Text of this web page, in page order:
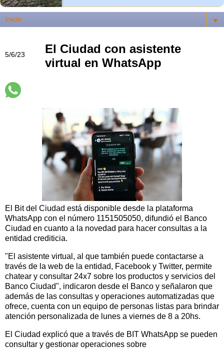
▼
5/6/23
El Ciudad con asistente
virtual en WhatsApp
El Bit del Ciudad está disponible desde la plataforma
WhatsApp con el número 1151505050, difundió el Banco
Ciudad en cuanto a la novedad para hacer consultas a la
entidad crediticia.
"El asistente virtual, al que también puede contactarse a
través de la web de la entidad, Facebook y Twitter, permite
chatear y consultar 24x7 sobre los productos y servicios del
Banco Ciudad", indicaron desde el Banco y señalaron que
además de las consultas y operaciones automatizadas que
ofrece, cuenta con un equipo de personas listas para brindar
atención personalizada de lunes a viernes de 8 a 20hs.
El Ciudad explicó que a través de BIT WhatsApp se pueden
consultar y gestionar operaciones sobre